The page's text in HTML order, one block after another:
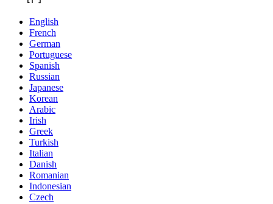
English
French
German
Portuguese
Spanish
Russian
Japanese
Korean
Arabic
Irish
Greek
Turkish
Italian
Danish
Romanian
Indonesian
Czech